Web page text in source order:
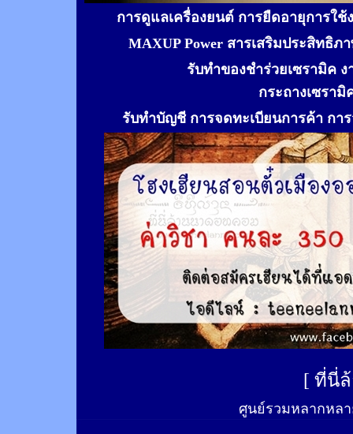
การดูแลเครื่องยนต์ การยืดอายุการใ
MAXUP Power สารเสริมประสิทธิ
รับทำของชำร่วยเซรามิค
กระถางเซรา
รับทำบัญชี การจดทะเบียนการค้า กา
[ ที่นี่
ศูนย์รวมหลากหลา